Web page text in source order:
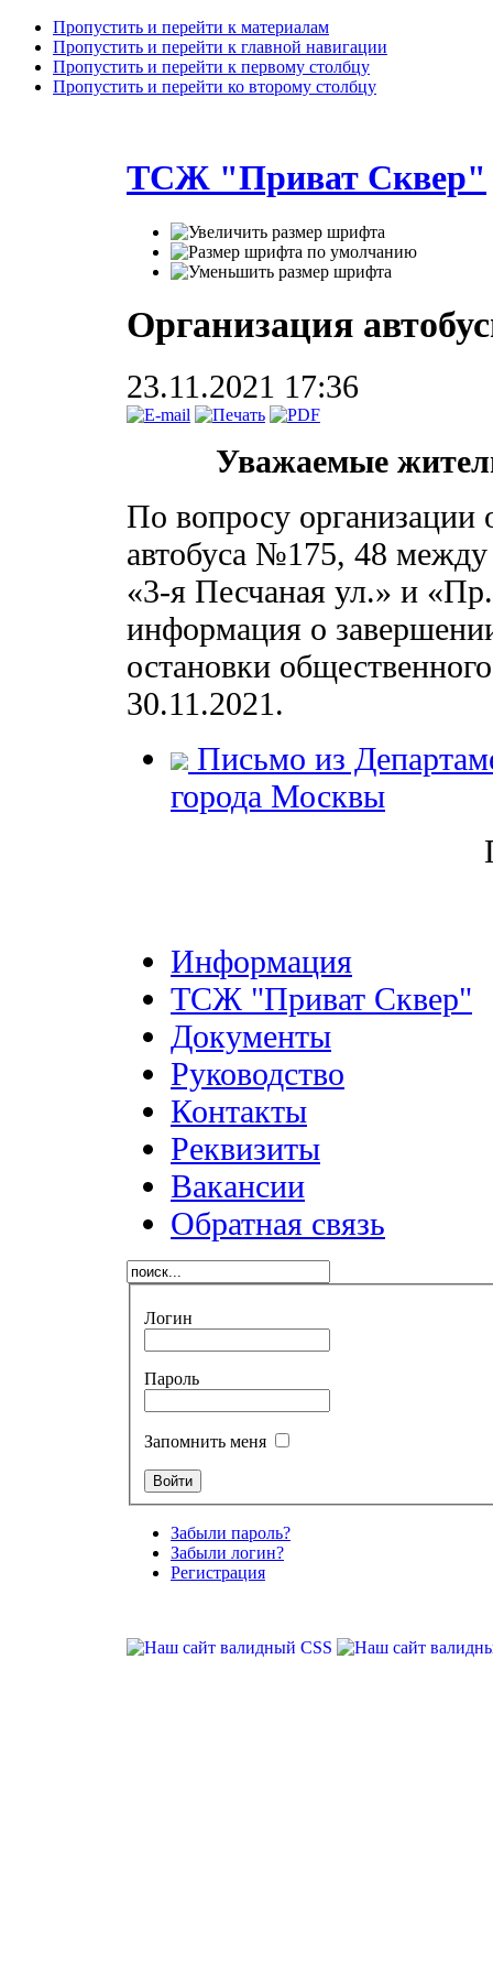
Пропустить и перейти к материалам
Пропустить и перейти к главной навигации
Пропустить и перейти к первому столбцу
Пропустить и перейти ко второму столбцу
ТСЖ "Приват Сквер"
Организация
23.11.2021 17:36
Уважаемые
По вопросу организации
автобуса №175, 48
«3-я Песчаная ул.» и
информация о
остановки
30.11.2021.
Письмо из
города Москвы
Информация
ТСЖ "Приват Сквер"
Документы
Руководство
Контакты
Реквизиты
Вакансии
Обратная связь
Логин
Пароль
Запомнить меня
Забыли пароль?
Забыли логин?
Регистрация